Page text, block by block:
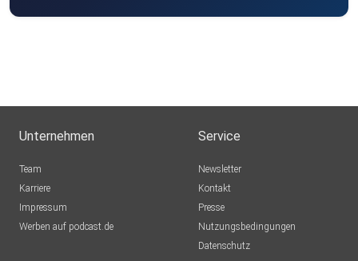
Unternehmen
Team
Karriere
Impressum
Werben auf podcast.de
Service
Newsletter
Kontakt
Presse
Nutzungsbedingungen
Datenschutz